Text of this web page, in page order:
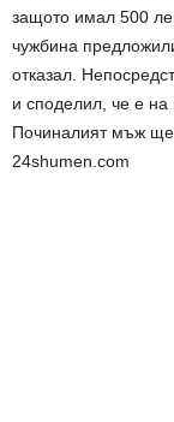
защото имал 500
чужбина
отказал.
и споделил, че е
Починалият мъж
24shumen.com